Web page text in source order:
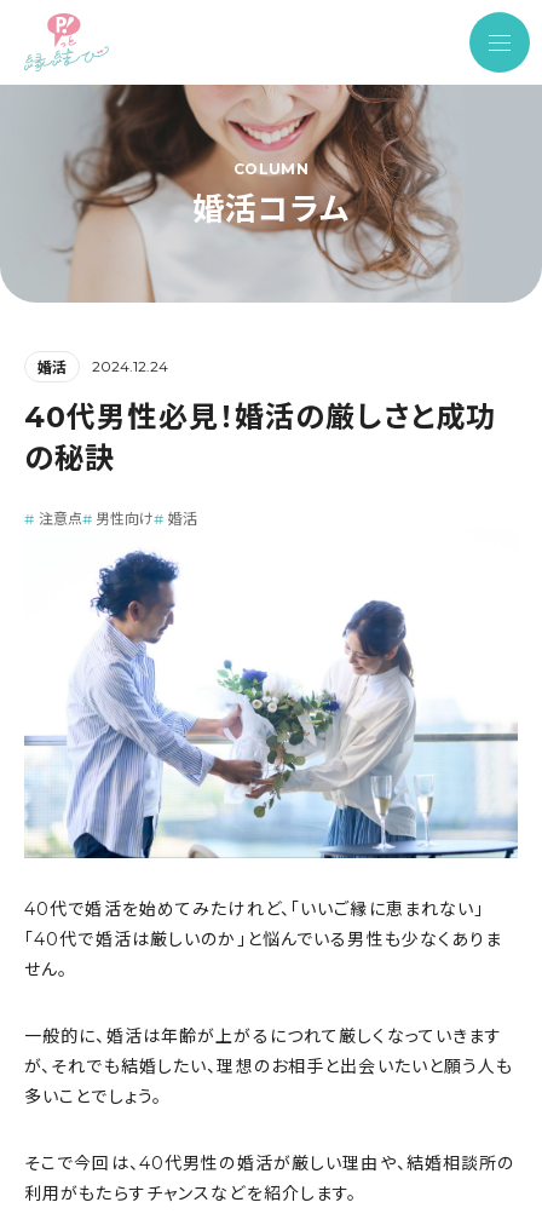
COLUMN
婚活コラム
婚活 2024.12.24
40代男性必見！婚活の厳しさと成功
の秘訣
注意点 男性向け 婚活
40代で婚活を始めてみたけれど、「いいご縁に恵まれない」
「40代で婚活は厳しいのか」と悩んでいる男性も少なくありま
せん。
一般的に、婚活は年齢が上がるにつれて厳しくなっていきます
が、それでも結婚したい、理想のお相手と出会いたいと願う人も
多いことでしょう。
そこで今回は、40代男性の婚活が厳しい理由や、結婚相談所の
利用がもたらすチャンスなどを紹介します。